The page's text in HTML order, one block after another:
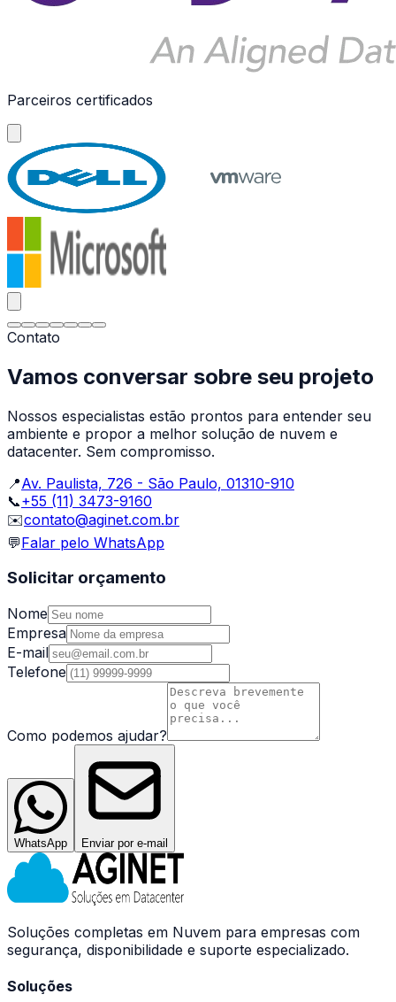
Parceiros certificados
Contato
Vamos conversar sobre seu projeto
Nossos especialistas estão prontos para entender seu
ambiente e propor a melhor solução de nuvem e
datacenter. Sem compromisso.
📍Av. Paulista, 726 - São Paulo, 01310-910
📞+55 (11) 3473-9160
✉️contato@aginet.com.br
💬Falar pelo WhatsApp
Solicitar orçamento
Nome
Empresa
E-mail
Telefone
Como podemos ajudar?
WhatsApp Enviar por e-mail
Soluções completas em Nuvem para empresas com
segurança, disponibilidade e suporte especializado.
Soluções